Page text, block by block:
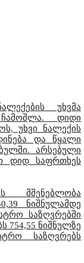
უხვმა
დიდი
უხვი ნალექის
და წყალი
არსებული
დიდ საფრთხეს
მშენებლობა
ნიშნულამდე
საზღვრებში
754,55 ნიშნულზე
საზღვრებს